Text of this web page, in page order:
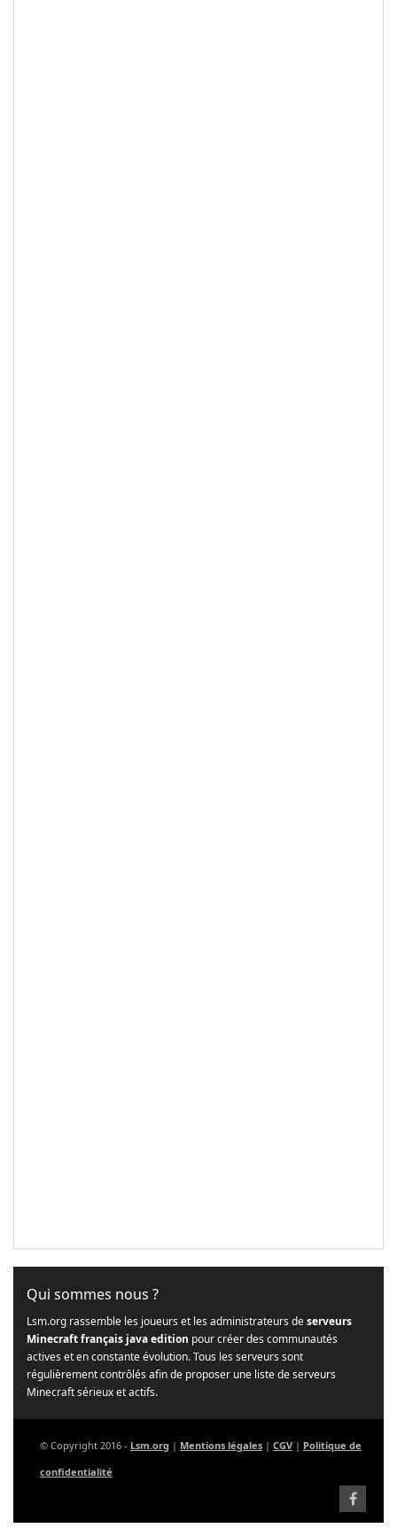
Qui sommes nous ?
Lsm.org rassemble les joueurs et les administrateurs deserveurs
Minecraft français java edition pour créer des communautés
actives et en constante évolution. Tous les serveurs sont
régulièrement contrôlés afin de proposer une liste de serveurs
Minecraft sérieux et actifs.
© Copyright 2016 - Lsm.org | Mentions légales | CGV | Politique de
confidentialité